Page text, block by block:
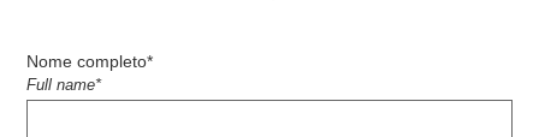
Nome completo*
Full name*